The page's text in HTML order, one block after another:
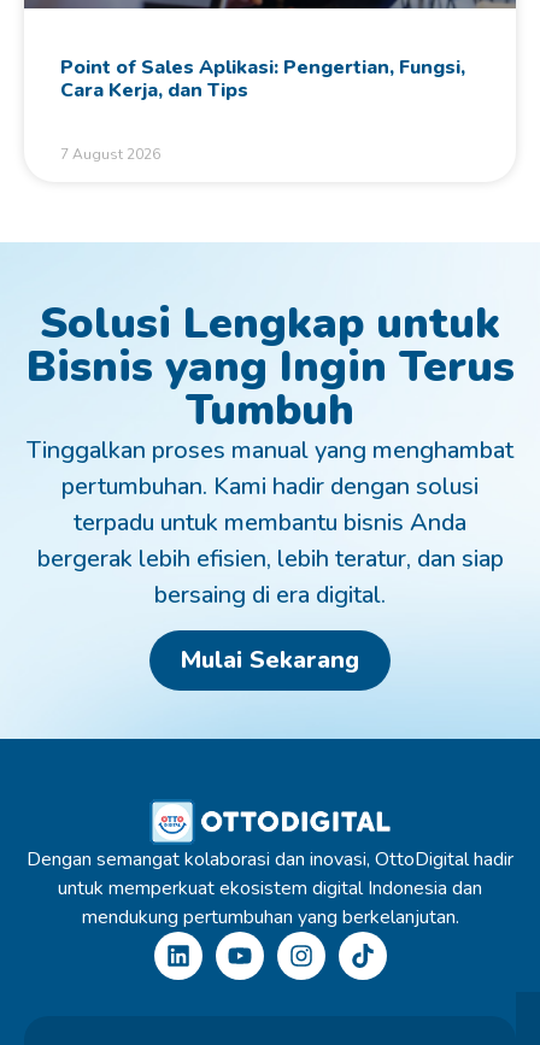
Point of Sales Aplikasi: Pengertian, Fungsi,
Cara Kerja, dan Tips
7 August 2026
Solusi Lengkap untuk
Bisnis yang Ingin Terus
Tumbuh
Tinggalkan proses manual yang menghambat
pertumbuhan. Kami hadir dengan solusi
terpadu untuk membantu bisnis Anda
bergerak lebih efisien, lebih teratur, dan siap
bersaing di era digital.
Mulai Sekarang
Dengan semangat kolaborasi dan inovasi, OttoDigital hadir
untuk memperkuat ekosistem digital Indonesia dan
mendukung pertumbuhan yang berkelanjutan.